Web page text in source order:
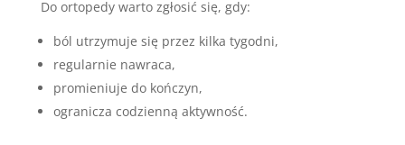
Do ortopedy warto zgłosić się, gdy:
ból utrzymuje się przez kilka tygodni,
regularnie nawraca,
promieniuje do kończyn,
ogranicza codzienną aktywność.